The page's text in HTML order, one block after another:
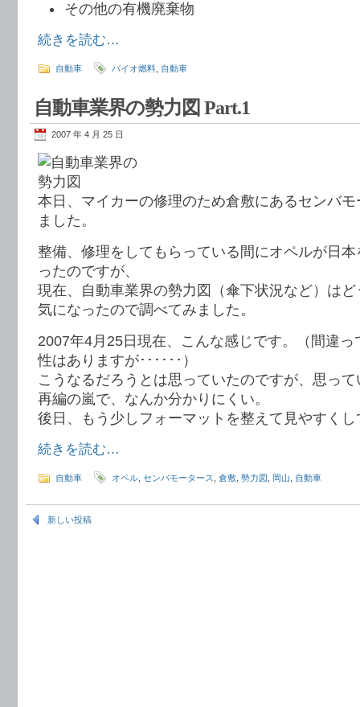
その他の有機廃棄物
続きを読む…
自動車 バイオ燃料 自動車
自動車業界の勢力図 Part.1
2007 年 4 月 25 日
本日、マイカーの修理のため倉敷にあるセンバ
ました。
整備、修理をしてもらっている間にオペルが日
ったのですが、
現在、自動車業界の勢力図（傘下状況など）は
気になったので調べてみました。
2007年4月25日現在、こんな感じです。（間違
性はありますが･･････）
こうなるだろうとは思っていたのですが、思っ
再編の嵐で、なんか分かりにくい。
後日、もう少しフォーマットを整えて見やすく
続きを読む…
自動車 オペル センバモータース 倉敷 勢力図 岡山 自動車
新しい投稿